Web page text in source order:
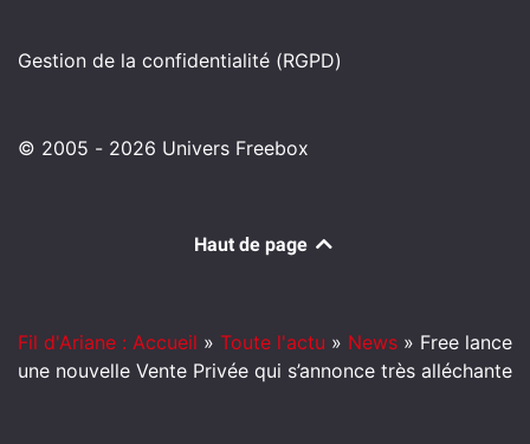
Gestion de la confidentialité (RGPD)
© 2005 - 2026 Univers Freebox
Haut de page
Fil d'Ariane : Accueil » Toute l'actu » News » Free lance
une nouvelle Vente Privée qui s’annonce très alléchante